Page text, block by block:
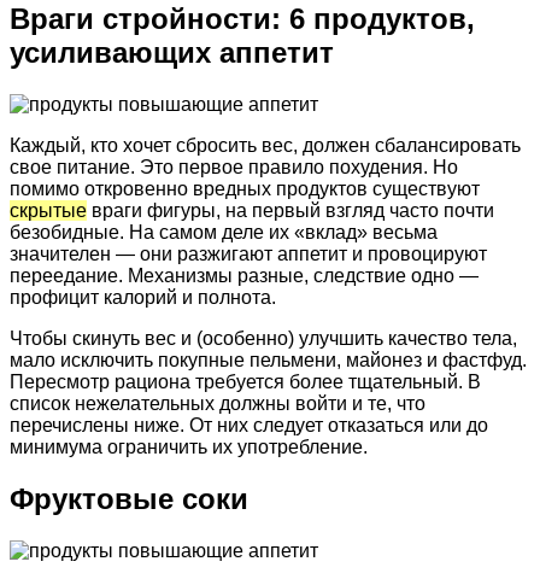
Враги стройности: 6 продуктов,
усиливающих аппетит
Каждый, кто хочет сбросить вес, должен сбалансировать
свое питание. Это первое правило похудения. Но
помимо откровенно вредных продуктов существуют
скрытые враги фигуры, на первый взгляд часто почти
безобидные. На самом деле их «вклад» весьма
значителен — они разжигают аппетит и провоцируют
переедание. Механизмы разные, следствие одно —
профицит калорий и полнота.
Чтобы скинуть вес и (особенно) улучшить качество тела,
мало исключить покупные пельмени, майонез и фастфуд.
Пересмотр рациона требуется более тщательный. В
список нежелательных должны войти и те, что
перечислены ниже. От них следует отказаться или до
минимума ограничить их употребление.
Фруктовые соки